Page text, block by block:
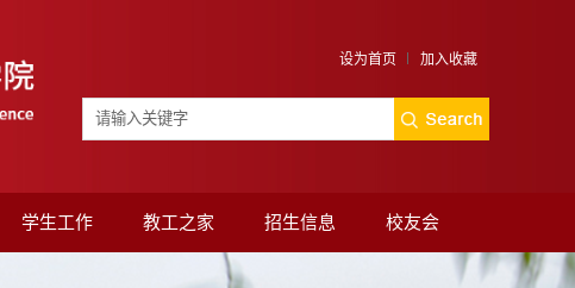
设为首页 加入收藏
学生工作 教工之家 招生信息 校友会